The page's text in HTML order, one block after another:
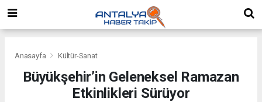
Anasayfa Kültür-Sanat
Büyükşehir’in Geleneksel Ramazan
Etkinlikleri Sürüyor